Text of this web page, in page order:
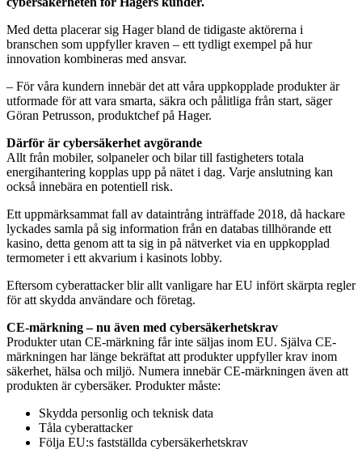
Med detta placerar sig Hager bland de tidigaste aktörerna i
branschen som uppfyller kraven – ett tydligt exempel på hur
innovation kombineras med ansvar.
– För våra kundern innebär det att våra uppkopplade produkter är
utformade för att vara smarta, säkra och pålitliga från start, säger
Göran Petrusson, produktchef på Hager.
Därför är cybersäkerhet avgörande
Allt från mobiler, solpaneler och bilar till fastigheters totala
energihantering kopplas upp på nätet i dag. Varje anslutning kan
också innebära en potentiell risk.
Ett uppmärksammat fall av dataintrång inträffade 2018, då hackare
lyckades samla på sig information från en databas tillhörande ett
kasino, detta genom att ta sig in på nätverket via en uppkopplad
termometer i ett akvarium i kasinots lobby.
Eftersom cyberattacker blir allt vanligare har EU infört skärpta regler
för att skydda användare och företag.
CE-märkning – nu även med cybersäkerhetskrav
Produkter utan CE-märkning får inte säljas inom EU. Själva CE-
märkningen har länge bekräftat att produkter uppfyller krav inom
säkerhet, hälsa och miljö. Numera innebär CE-märkningen även att
produkten är cybersäker. Produkter måste:
Skydda personlig och teknisk data
Tåla cyberattacker
Följa EU:s fastställda cybersäkerhetskrav